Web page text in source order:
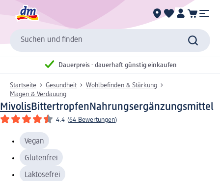
Suchen und finden
Dauerpreis - dauerhaft günstig einkaufen
Startseite Gesundheit
Wohlbefinden & Stärkung
Magen & Verdauung
MivolisBittertropfenNahrungsergänzungsmittel
4.4 (64 Bewertungen)
Vegan
Glutenfrei
Laktosefrei